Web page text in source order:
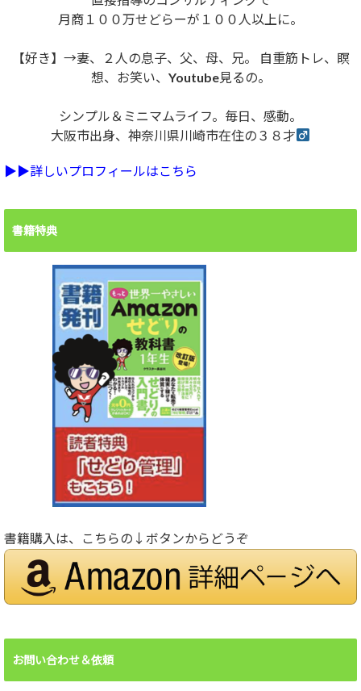
月商１００万せどらーが１００人以上に。
【好き】→妻、２人の息子、父、母、兄。 自重筋トレ、瞑
想、お笑い、Youtube見るの。
シンプル＆ミニマムライフ。毎日、感動。
大阪市出身、神奈川県川崎市在住の３８才
▶︎▶︎詳しいプロフィールはこちら
書籍特典
書籍購入は、こちらの↓ボタンからどうぞ
お問い合わせ＆依頼